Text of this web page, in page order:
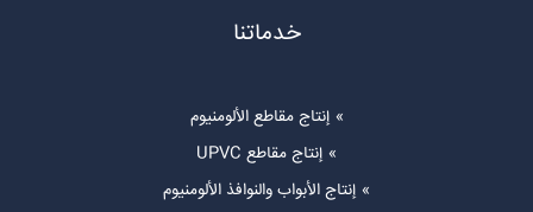
خدماتنا
إنتاج مقاطع الألومنيوم
إنتاج مقاطع UPVC
إنتاج الأبواب والنوافذ الألومنيوم